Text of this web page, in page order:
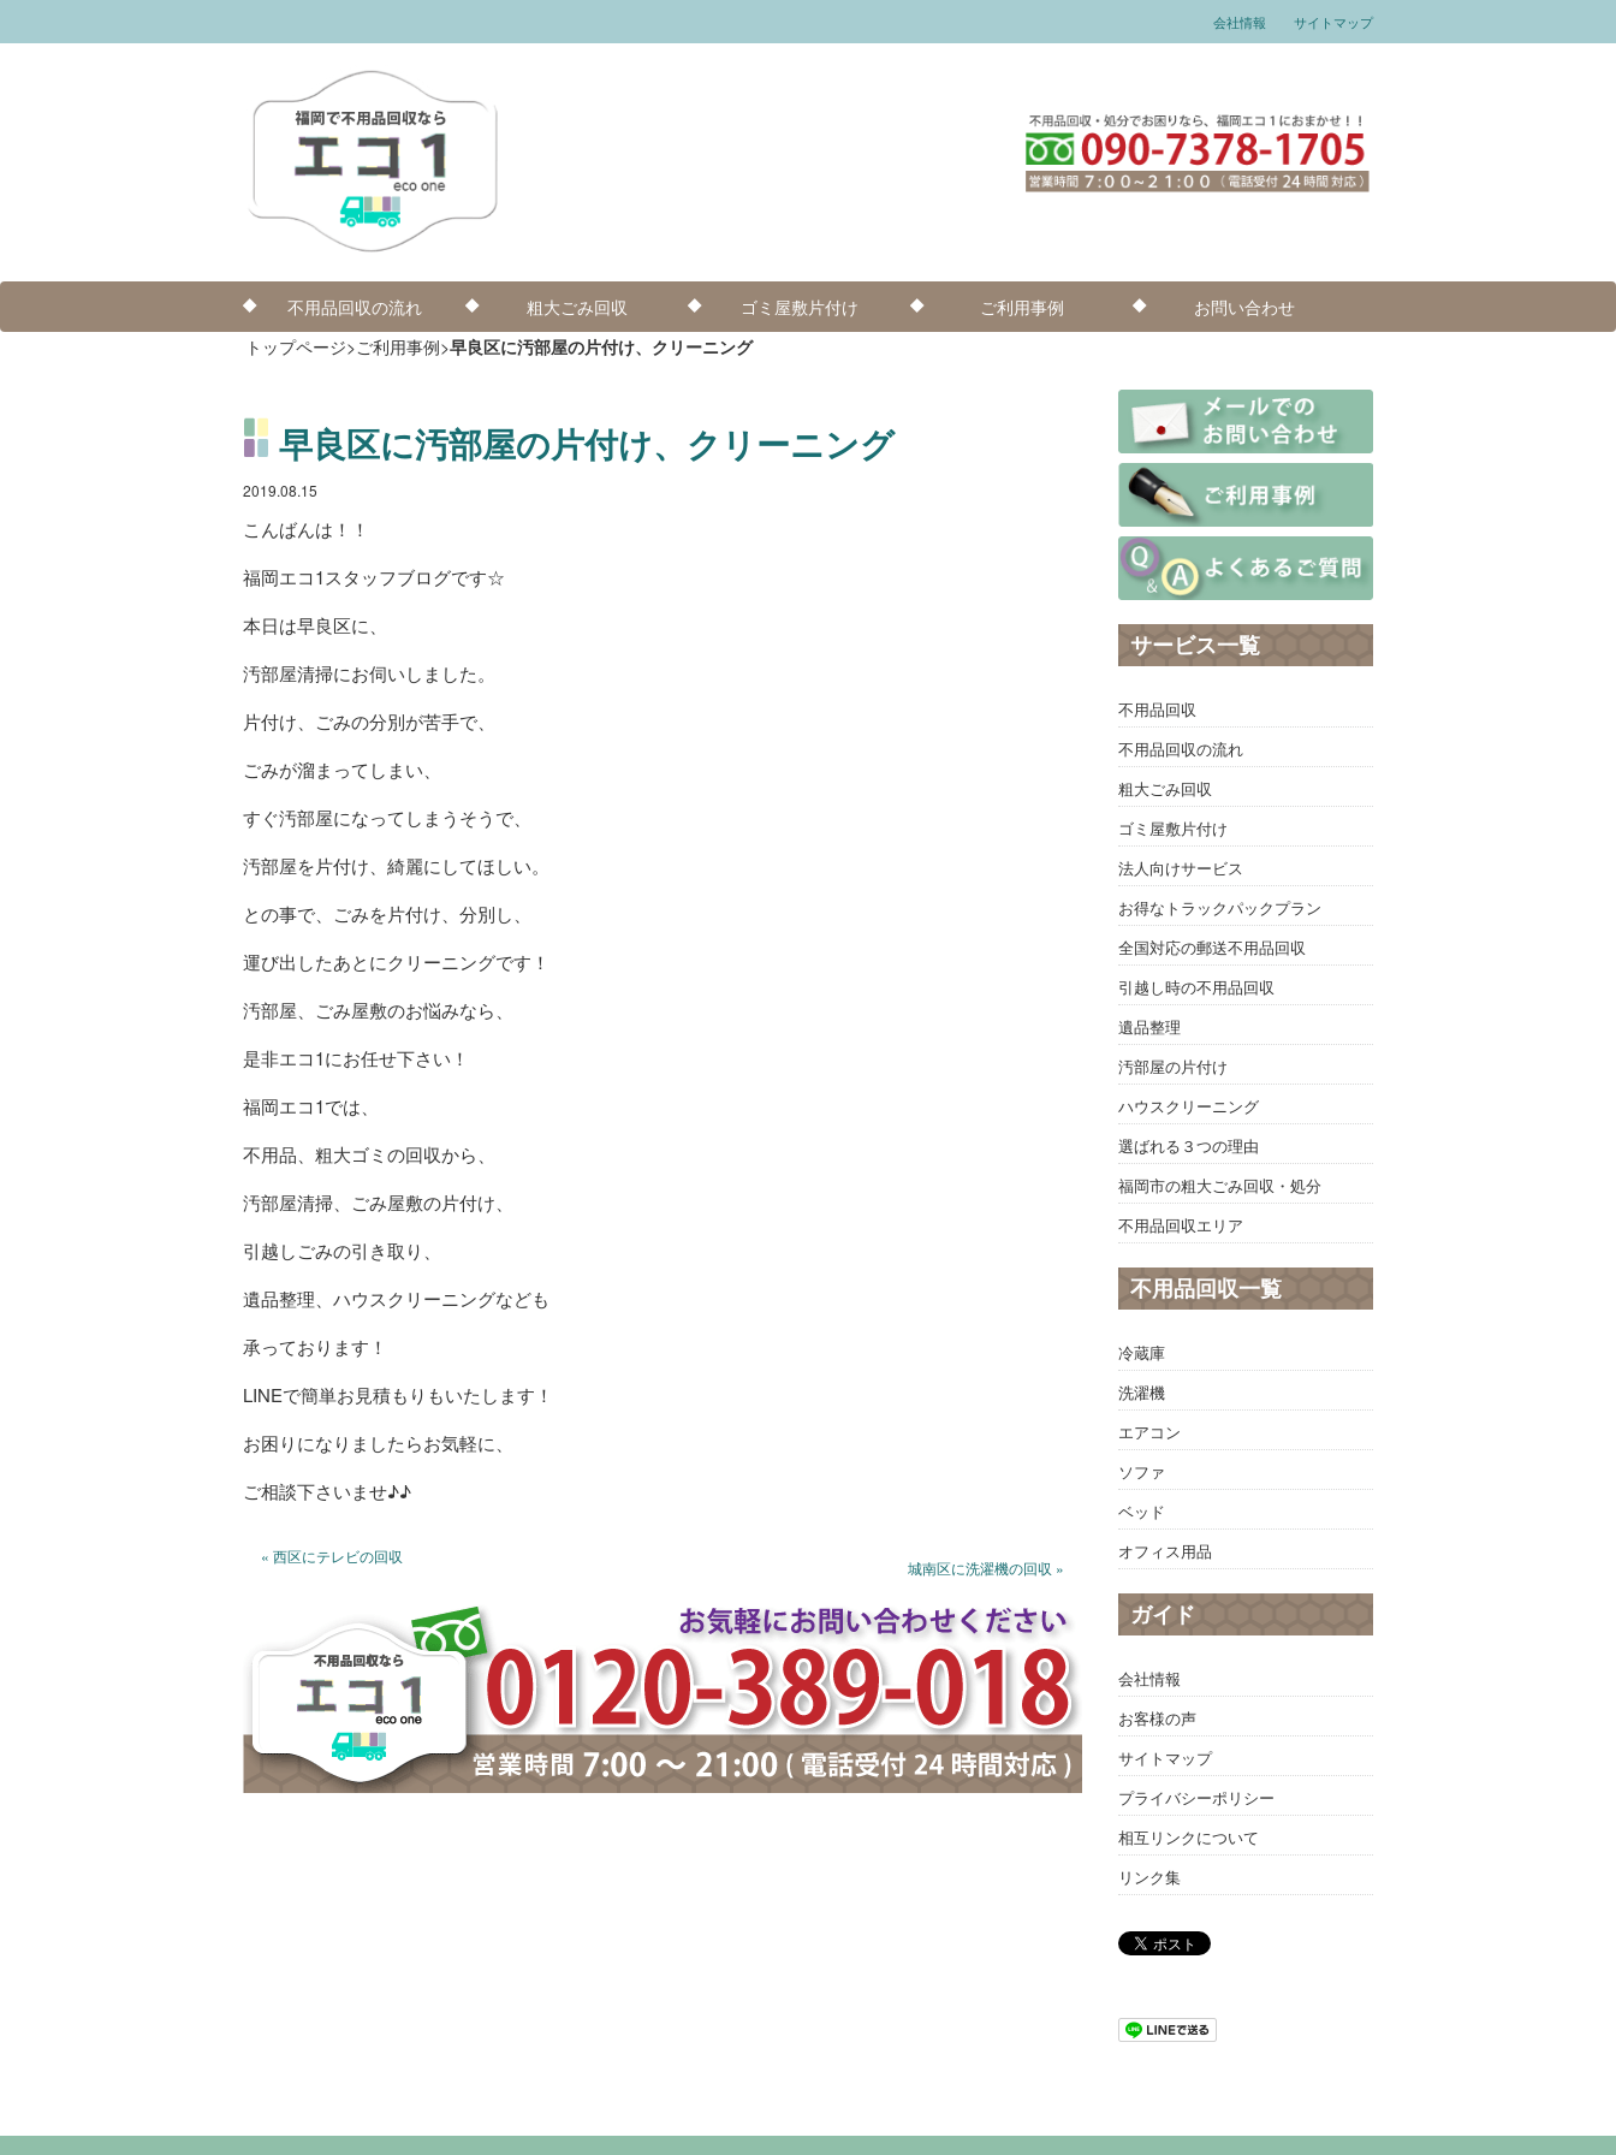
会社情報 サイトマップ
不用品回収の流れ 粗大ごみ回収 ゴミ屋敷片付け ご利用事例
お問い合わせ
トップページ>ご利用事例>早良区に汚部屋の片付け、クリーニング
早良区に汚部屋の片付け、クリーニング
2019.08.15
こんばんは！！
福岡エコ1スタッフブログです☆
本日は早良区に、
汚部屋清掃にお伺いしました。
片付け、ごみの分別が苦手で、
ごみが溜まってしまい、
すぐ汚部屋になってしまうそうで、
汚部屋を片付け、綺麗にしてほしい。
との事で、ごみを片付け、分別し、
運び出したあとにクリーニングです！
汚部屋、ごみ屋敷のお悩みなら、
是非エコ1にお任せ下さい！
福岡エコ1では、
不用品、粗大ゴミの回収から、
汚部屋清掃、ごみ屋敷の片付け、
引越しごみの引き取り、
遺品整理、ハウスクリーニングなども
承っております！
LINEで簡単お見積もりもいたします！
お困りになりましたらお気軽に、
ご相談下さいませ♪♪
« 西区にテレビの回収
城南区に洗濯機の回収 »
サービス一覧
不用品回収
不用品回収の流れ
粗大ごみ回収
ゴミ屋敷片付け
法人向けサービス
お得なトラックパックプラン
全国対応の郵送不用品回収
引越し時の不用品回収
遺品整理
汚部屋の片付け
ハウスクリーニング
選ばれる３つの理由
福岡市の粗大ごみ回収・処分
不用品回収エリア
不用品回収一覧
冷蔵庫
洗濯機
エアコン
ソファ
ベッド
オフィス用品
ガイド
会社情報
お客様の声
サイトマップ
プライバシーポリシー
相互リンクについて
リンク集